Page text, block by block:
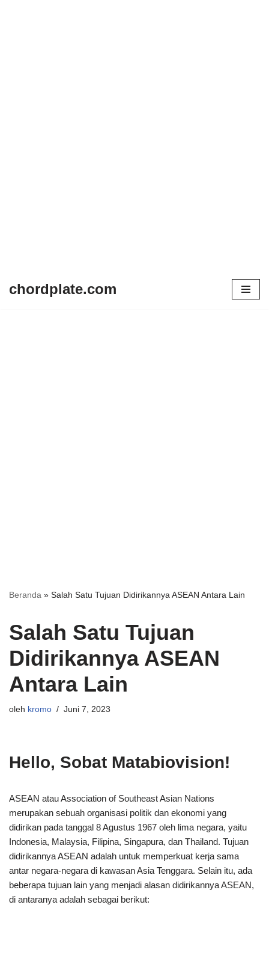
chordplate.com
Beranda » Salah Satu Tujuan Didirikannya ASEAN Antara Lain
Salah Satu Tujuan
Didirikannya ASEAN
Antara Lain
oleh kromo Juni 7, 2023
Hello, Sobat Matabiovision!
ASEAN atau Association of Southeast Asian Nations
merupakan sebuah organisasi politik dan ekonomi yang
didirikan pada tanggal 8 Agustus 1967 oleh lima negara, yaitu
Indonesia, Malaysia, Filipina, Singapura, dan Thailand. Tujuan
didirikannya ASEAN adalah untuk memperkuat kerja sama
antar negara-negara di kawasan Asia Tenggara. Selain itu, ada
beberapa tujuan lain yang menjadi alasan didirikannya ASEAN,
di antaranya adalah sebagai berikut: